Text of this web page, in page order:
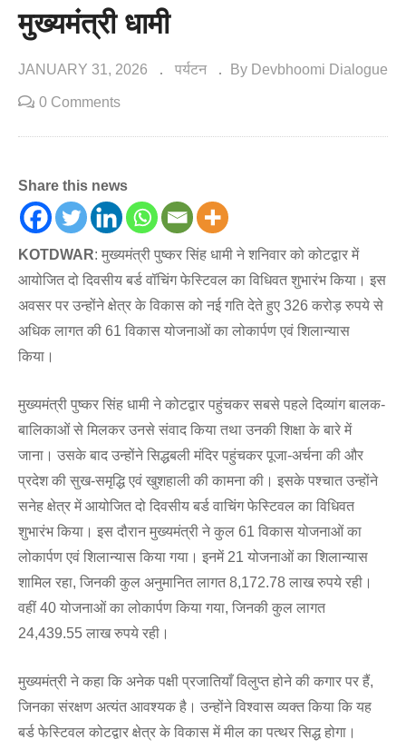
मुख्यमंत्री धामी
JANUARY 31, 2026 पर्यटन By Devbhoomi Dialogue
0 Comments
Share this news
KOTDWAR: मुख्यमंत्री पुष्कर सिंह धामी ने शनिवार को कोटद्वार में
आयोजित दो दिवसीय बर्ड वॉचिंग फेस्टिवल का विधिवत शुभारंभ किया। इस
अवसर पर उन्होंने क्षेत्र के विकास को नई गति देते हुए 326 करोड़ रुपये से
अधिक लागत की 61 विकास योजनाओं का लोकार्पण एवं शिलान्यास
किया।
मुख्यमंत्री पुष्कर सिंह धामी ने कोटद्वार पहुंचकर सबसे पहले दिव्यांग बालक-
बालिकाओं से मिलकर उनसे संवाद किया तथा उनकी शिक्षा के बारे में
जाना। उसके बाद उन्होंने सिद्धबली मंदिर पहुंचकर पूजा-अर्चना की और
प्रदेश की सुख-समृद्धि एवं खुशहाली की कामना की। इसके पश्चात उन्होंने
सनेह क्षेत्र में आयोजित दो दिवसीय बर्ड वाचिंग फेस्टिवल का विधिवत
शुभारंभ किया। इस दौरान मुख्यमंत्री ने कुल 61 विकास योजनाओं का
लोकार्पण एवं शिलान्यास किया गया। इनमें 21 योजनाओं का शिलान्यास
शामिल रहा, जिनकी कुल अनुमानित लागत 8,172.78 लाख रुपये रही।
वहीं 40 योजनाओं का लोकार्पण किया गया, जिनकी कुल लागत
24,439.55 लाख रुपये रही।
मुख्यमंत्री ने कहा कि अनेक पक्षी प्रजातियाँ विलुप्त होने की कगार पर हैं,
जिनका संरक्षण अत्यंत आवश्यक है। उन्होंने विश्वास व्यक्त किया कि यह
बर्ड फेस्टिवल कोटद्वार क्षेत्र के विकास में मील का पत्थर सिद्ध होगा।